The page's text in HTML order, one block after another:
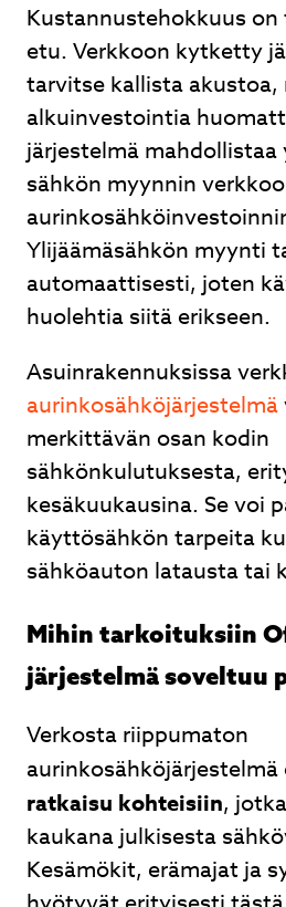
Kustannustehokkuus
etu. Verkkoon kytketty
tarvitse kallista akustoa,
alkuinvestointia
järjestelmä mahdollistaa
sähkön myynnin
Ylijäämäsähkön myynti
automaattisesti, joten
huolehtia siitä erikseen.
Asuinrakennuksissa
aurinkosähköjärjestelmä
merkittävän osan kodin
sähkönkulutuksesta,
kesäkuukausina. Se voi
käyttösähkön tarpeita
sähköauton latausta tai
Mihin tarkoituksiin
järjestelmä soveltuu
Verkosta riippumaton
aurinkosähköjärjestelmä
ratkaisu kohteisiin,
kaukana julkisesta
Kesämökit, erämajat ja